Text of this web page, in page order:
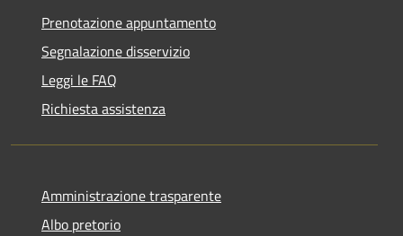
Prenotazione appuntamento
Segnalazione disservizio
Leggi le FAQ
Richiesta assistenza
Amministrazione trasparente
Albo pretorio